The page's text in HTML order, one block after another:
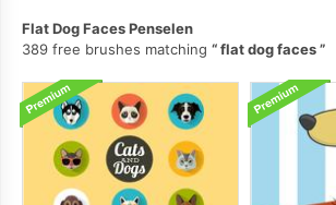
Flat Dog Faces Penselen
389 free brushes matching
flat dog faces